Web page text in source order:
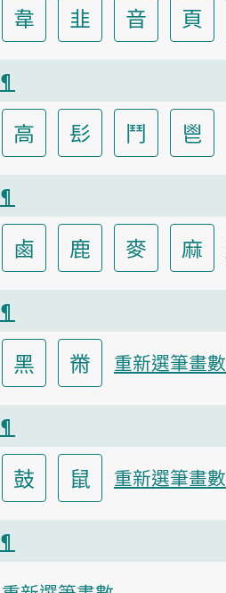
韋 韭 音 頁
¶
高 髟 鬥 鬯
¶
鹵 鹿 麥 麻
¶
黑 黹 重新選筆畫數
¶
鼓 鼠 重新選筆畫數
¶